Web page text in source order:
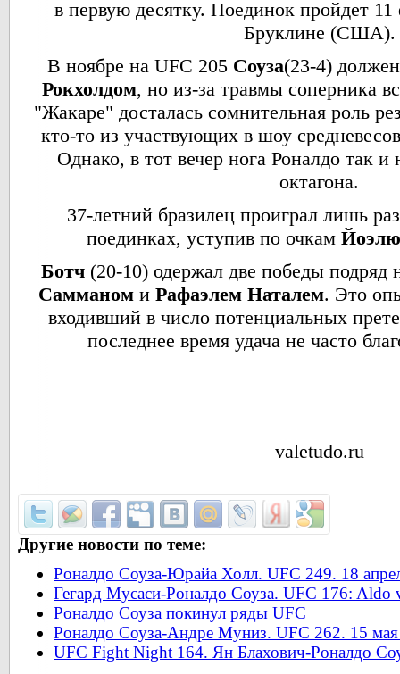
в первую десятку. Поединок пройдет
Бруклине (США).
В ноябре на UFC 205 Соуза(23-4)
Рокхолдом, но из-за травмы соперника
"Жакаре" досталась сомнительная роль
кто-то из участвующих в шоу
Однако, в тот вечер нога Роналдо так и
октагона.
37-летний бразилец проиграл лишь
поединках, уступив по очкам
Ботч (20-10) одержал две победы подряд
Самманом и Рафаэлем Наталем. Это
входивший в число потенциальных
последнее время удача не часто
valetudo.ru
Другие новости по теме:
Роналдо Соуза-Юрайа Холл. UFC 249. 18
Гегард Мусаси-Роналдо Соуза. UFC 176:
Роналдо Соуза покинул ряды UFC
Роналдо Соуза-Андре Муниз. UFC 262. 15
UFC Fight Night 164. Ян Блахович-Роналдо